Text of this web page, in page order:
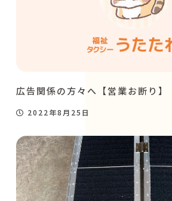
広告関係の方々へ【営業お断り】
2022年8月25日